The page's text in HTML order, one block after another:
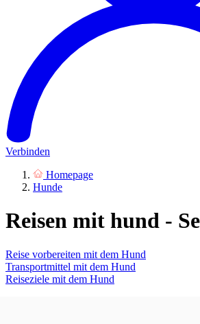
Verbinden
Homepage
Hunde
Reisen mit hund -
Reise vorbereiten mit dem Hund
Transportmittel mit dem Hund
Reiseziele mit dem Hund